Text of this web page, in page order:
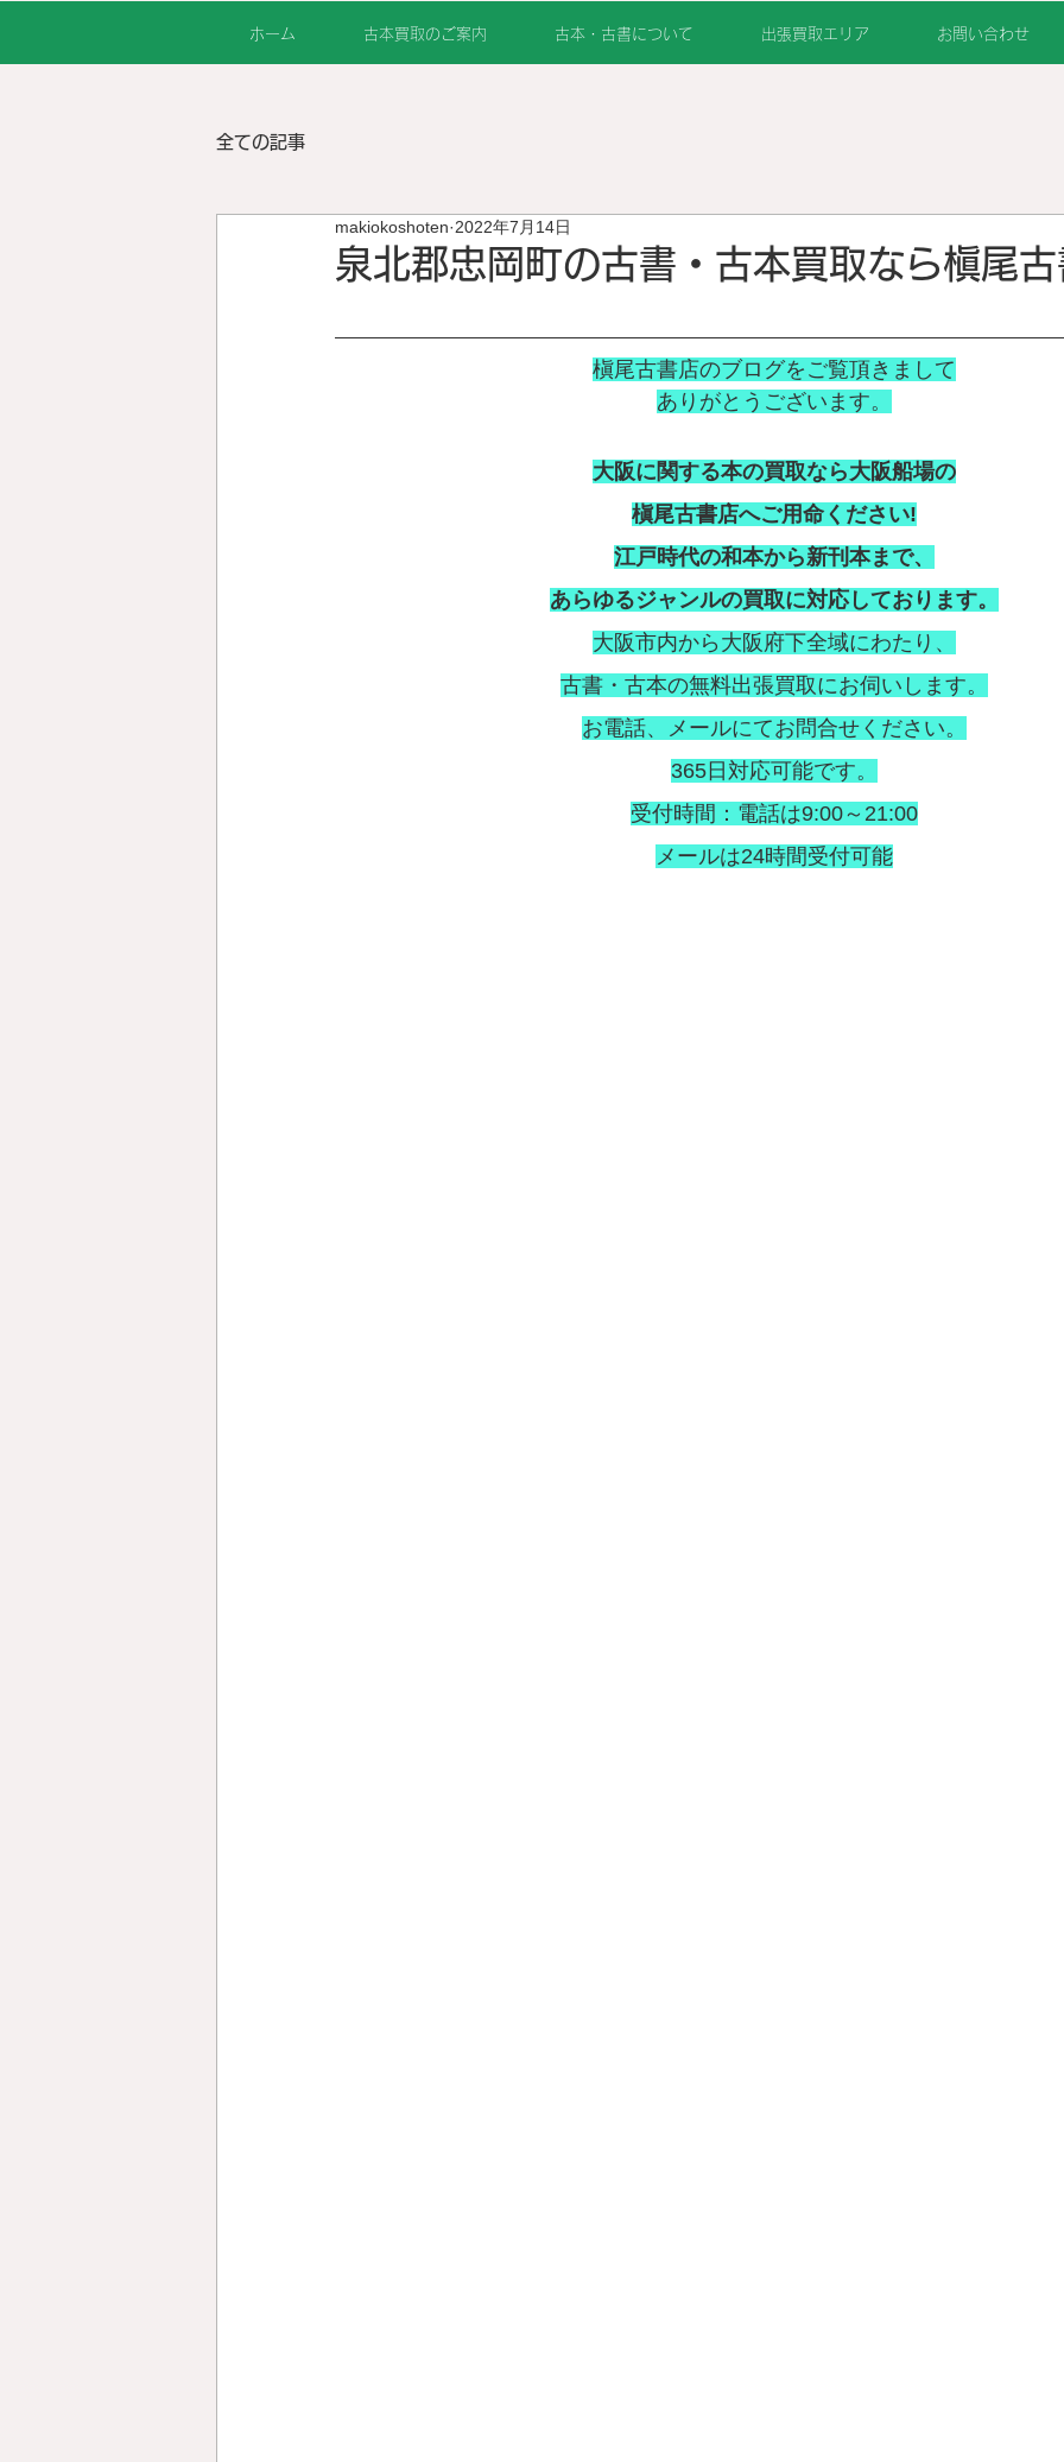
ホーム 古本買取のご案内 古本・古書について 出張買取エリア お問い合わせ
全ての記事
泉北郡忠岡町の古書・古本買取なら槇尾
makiokoshoten 2022年7月14日
槇尾古書店のブログをご覧頂きまして
ありがとうございます。
大阪に関する本の買取なら大阪船場の
槇尾古書店へご用命ください!
江戸時代の和本から新刊本まで、
あらゆるジャンルの買取に対応しております。
大阪市内から大阪府下全域にわたり、
古書・古本の無料出張買取にお伺いします。
お電話、メールにてお問合せください。
365日対応可能です。
受付時間：電話は9:00～21:00
メールは24時間受付可能